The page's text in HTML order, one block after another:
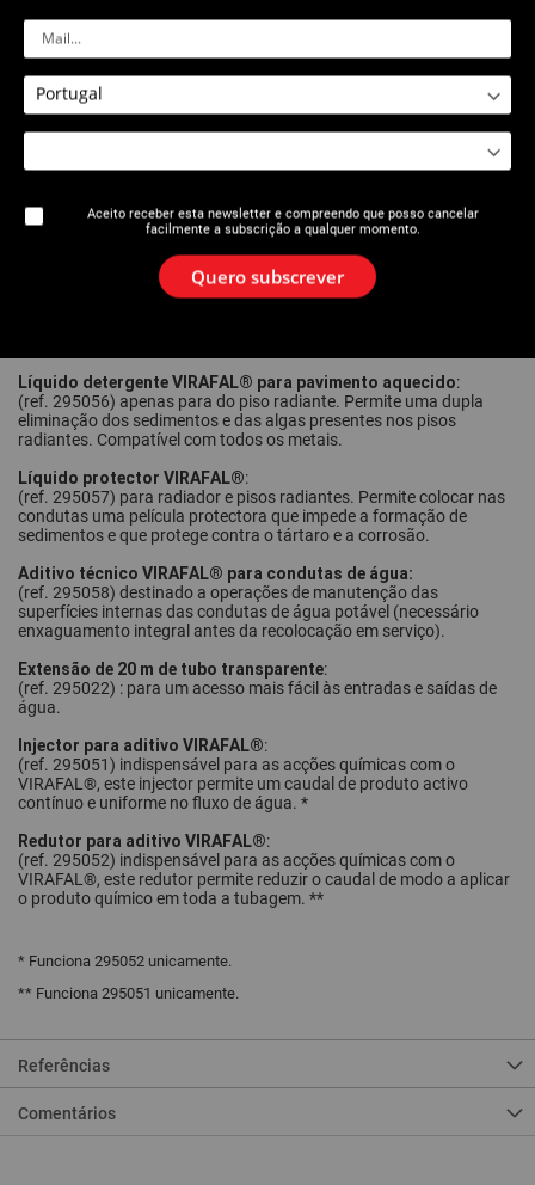
neutralizante: após a desincrustante, basta lavar cuidadosamente
a instalação.
Neutralizante:
(ref. 295015) a utilizar apenas após ter utilizado o desincrustante
de aço/cobre 295010. Permite neutralizar a acidez restante na
unidade de aquecimento e, depois, neutralizar o líquido
(ref. 295025) para radiador e do pisos radiantes. Eliminação dos
sedimentos para restabelecer a eficácia do sistema de
Líquido detergente VIRAFAL® para radiador
:
Líquido detergente VIRAFAL® para pavimento aquecido:
(ref. 295056) apenas para do piso radiante. Permite uma dupla
eliminação dos sedimentos e das algas presentes nos pisos
radiantes. Compatível com todos os metais.
Líquido protector VIRAFAL®:
(ref. 295057) para radiador e pisos radiantes. Permite colocar nas
condutas uma película protectora que impede a formação de
sedimentos e que protege contra o tártaro e a corrosão.
Aditivo técnico VIRAFAL® para condutas de água:
(ref. 295058) destinado a operações de manutenção das
superfícies internas das condutas de água potável (necessário
enxaguamento integral antes da recolocação em serviço).
Extensão de 20 m de tubo transparente:
(ref. 295022) : para um acesso mais fácil às entradas e saídas de
água.
Injector para aditivo VIRAFAL®:
(ref. 295051) indispensável para as acções químicas com o
VIRAFAL®, este injector permite um caudal de produto activo
contínuo e uniforme no fluxo de água. *
Redutor para aditivo VIRAFAL®:
(ref. 295052) indispensável para as acções químicas com o
VIRAFAL®, este redutor permite reduzir o caudal de modo a aplicar
o produto químico em toda a tubagem. **
* Funciona 295052 unicamente.
** Funciona 295051 unicamente.
Referências
Comentários
Aceito receber esta newsletter e compreendo que posso cancelar
facilmente a subscrição a qualquer momento.
Quero subscrever